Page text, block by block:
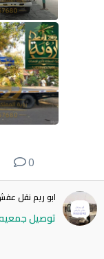
0
ابو ريم نقل
توصيل جمعيه